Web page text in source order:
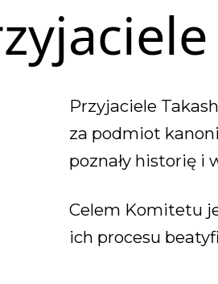
Przyjaciele
za podmiot
poznały historię i
Celem Komitetu
ich procesu